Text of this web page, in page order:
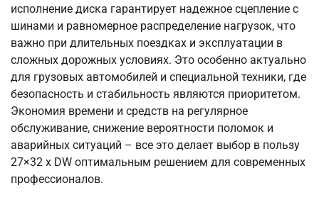
исполнение диска гарантирует надежное сцепление с
шинами и равномерное распределение нагрузок, что
важно при длительных поездках и эксплуатации в
сложных дорожных условиях. Это особенно актуально
для грузовых автомобилей и специальной техники, где
безопасность и стабильность являются приоритетом.
Экономия времени и средств на регулярное
обслуживание, снижение вероятности поломок и
аварийных ситуаций – все это делает выбор в пользу
27×32 x DW оптимальным решением для современных
профессионалов.